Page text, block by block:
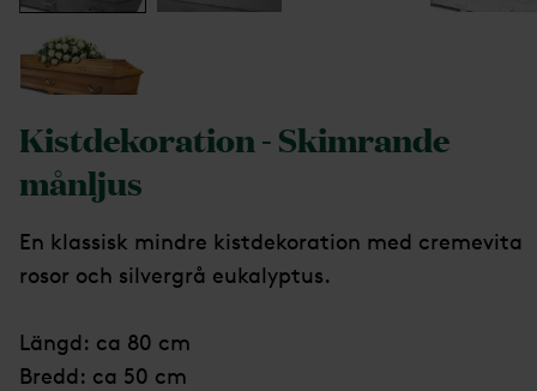
Kistdekoration - Skimrande
månljus
En klassisk mindre kistdekoration med cremevita
rosor och silvergrå eukalyptus.
Längd: ca 80 cm
Bredd: ca 50 cm